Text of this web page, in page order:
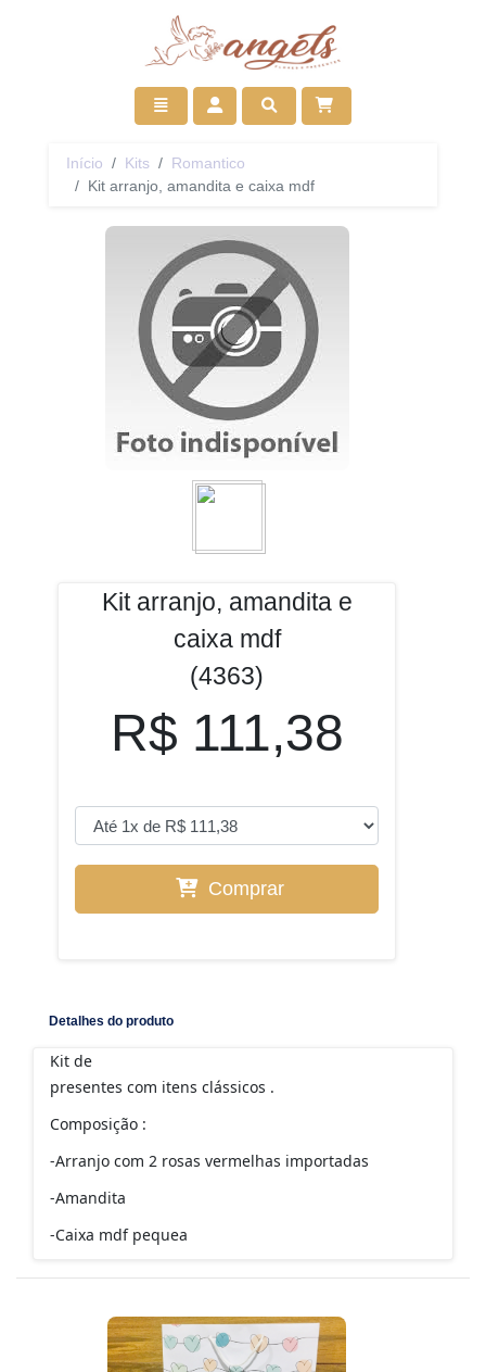
Toggle navigation
Acessar Pesquisar
Início Kits
Romantico
Kit arranjo, amandita e caixa mdf
Kit arranjo, amandita e
caixa mdf
(4363)
R$ 111,38
Comprar
Detalhes do produto
Kit de
presentes com itens clássicos .
Composição :
-Arranjo com 2 rosas vermelhas importadas
-Amandita
-Caixa mdf pequea